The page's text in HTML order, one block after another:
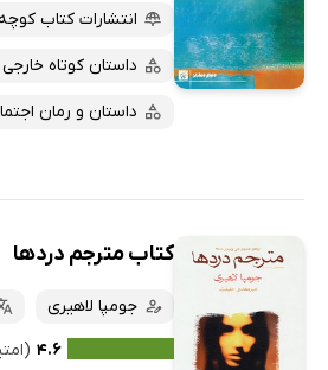
کتاب‌های متنی
انتشارات کتاب
داستان کوتاه خارجی
داستان و رمان
کتاب مترجم دردها
جومپا لاهیری
۴.۶ (امتیاز